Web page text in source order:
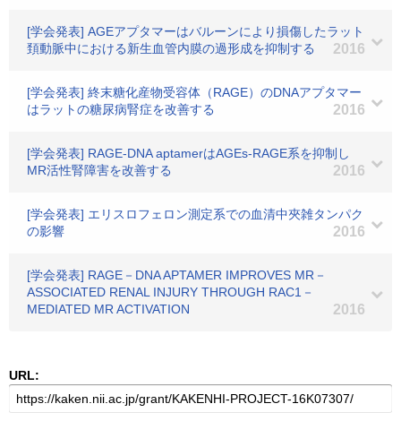
[学会発表] AGEアプタマーはバルーンにより損傷したラット
頚動脈中における新生血管内膜の過形成を抑制する
2016
[学会発表] 終末糖化産物受容体（RAGE）のDNAアプタマー
はラットの糖尿病腎症を改善する
2016
[学会発表] RAGE-DNA aptamerはAGEs-RAGE系を抑制し
MR活性腎障害を改善する
2016
[学会発表] エリスロフェロン測定系での血清中夾雑タンパク
の影響
2016
[学会発表] RAGE－DNA APTAMER IMPROVES MR－
ASSOCIATED RENAL INJURY THROUGH RAC1－
MEDIATED MR ACTIVATION
2016
URL: